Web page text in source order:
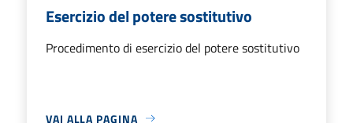
Esercizio del potere sostitutivo
Procedimento di esercizio del potere sostitutivo
VAI ALLA PAGINA